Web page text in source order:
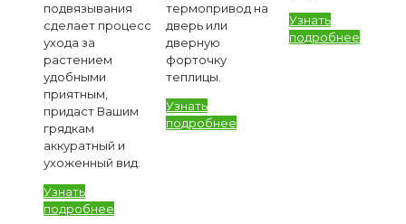
подвязывания
сделает процесс
ухода за
растением
удобными
приятным,
придаст Вашим
грядкам
аккуратный и
ухоженный вид.
Узнать
подробнее
термопривод на
дверь или
дверную
форточку
теплицы.
Узнать
подробнее
Узнать
подробнее